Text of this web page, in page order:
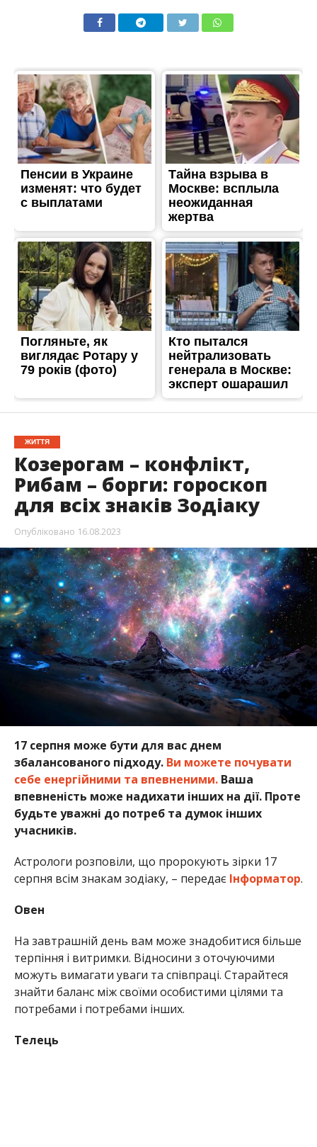
ЖИТТЯ
Козерогам – конфлікт,
Рибам – борги: гороскоп
для всіх знаків Зодіаку
Опубліковано 16.08.2023
17 серпня може бути для вас днем
збалансованого підходу.Ви можете почувати
себе енергійними та впевненими.Ваша
впевненість може надихати інших на дії. Проте
будьте уважні до потреб та думок інших
учасників.
Астрологи розповіли, що пророкують зірки 17
серпня всім знакам зодіаку, – передає Інформатор.
Овен
На завтрашній день вам може знадобитися більше
терпіння і витримки. Відносини з оточуючими
можуть вимагати уваги та співпраці. Старайтеся
знайти баланс між своїми особистими цілями та
потребами і потребами інших.
Телець